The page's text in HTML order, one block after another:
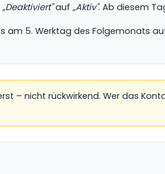
„Deaktiviert"auf „Aktiv". Ab diesem
am 5. Werktag des Folgemonats
– nicht rückwirkend. Wer das